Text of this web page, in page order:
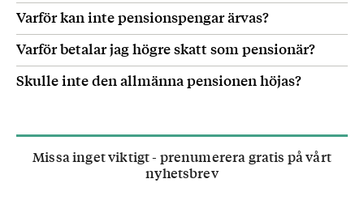
Varför kan inte pensionspengar ärvas?
Varför betalar jag högre skatt som pensionär?
Skulle inte den allmänna pensionen höjas?
Missa inget viktigt - prenumerera gratis på vårt
nyhetsbrev